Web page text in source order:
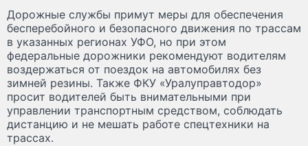
Дорожные службы примут меры для обеспечения
бесперебойного и безопасного движения по трассам
в указанных регионах УФО, но при этом
федеральные дорожники рекомендуют водителям
воздержаться от поездок на автомобилях без
зимней резины. Также ФКУ «Уралуправтодор»
просит водителей быть внимательными при
управлении транспортным средством, соблюдать
дистанцию и не мешать работе спецтехники на
трассах.